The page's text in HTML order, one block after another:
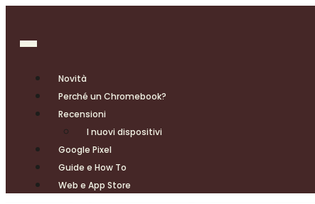
Novità
Perché un Chromebook?
Recensioni
I nuovi dispositivi
Google Pixel
Guide e How To
Web e App Store